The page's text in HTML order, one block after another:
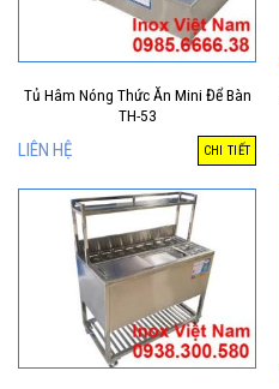
Tủ Hâm Nóng Thức Ăn Mini Để Bàn
TH-53
LIÊN HỆ CHI TIẾT